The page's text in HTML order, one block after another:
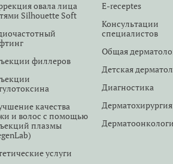
овала лица
Silhouette Soft
филлеров
качества
и волос с помощью
плазмы
услуги
E-receptes
Консультации
специалистов
Общая
Детская
Диагностика
Дерматохирургия